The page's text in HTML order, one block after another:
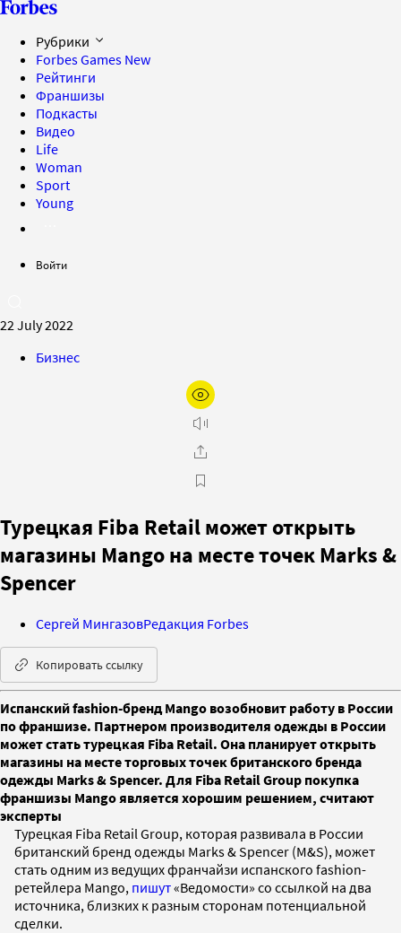
Рубрики
Forbes Games New
Рейтинги
Франшизы
Подкасты
Видео
Life
Woman
Sport
Young
Войти
22 July 2022
Бизнес
Турецкая Fiba Retail может открыть
магазины Mango на месте точек Marks &
Spencer
Сергей МингазовРедакция Forbes
Копировать ссылку
Испанский fashion-бренд Mango возобновит работу в России
по франшизе. Партнером производителя одежды в России
может стать турецкая Fiba Retail. Она планирует открыть
магазины на месте торговых точек британского бренда
одежды Marks & Spencer. Для Fiba Retail Group покупка
франшизы Mango является хорошим решением, считают
эксперты
Турецкая Fiba Retail Group, которая развивала в России
британский бренд одежды Marks & Spencer (M&S), может
стать одним из ведущих франчайзи испанского fashion-
ретейлера Mango, пишут«Ведомости» со ссылкой на два
источника, близких к разным сторонам потенциальной
сделки.